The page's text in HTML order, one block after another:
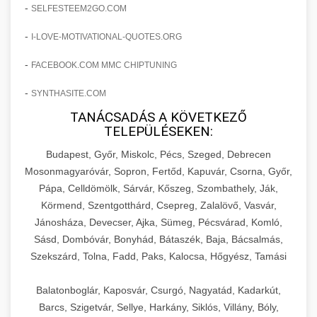
amelyek valós eredményeket hoznak.
szonyegtisztito.net
marketing stratégiai tervrajz
útjáról, bemutatva az utat a küzdő praxistól a
virágzó vállalkozásig 150%-os növekedéssel.
klinika átalakulási történet
Érdeklődés 150%-os Fokozása
Technikák és módszerek a páciensek
érdeklődésének és elkötelezettségének drámai
növeléséhez. Egy 150%-os fellendülési
esettanulmány gyakorlati betekintésekkel.
weboldal-keszites.co
elkötelezettség erősítési módszerek
🎮 19. AI Google Ads és Meta
Kampány Kezelés
Fejlett AI-alapú Google Ads és Meta hirdetési
kampánykezelés. Optimalizálja hirdetési
költségvetését gépi tanulással és
automatizálással.
aikampany.hu AI hirdetési automatizálás
🍞 20. Ipari Dagasztógép +
Professzionális ipari dagasztógépek és
tésztakeverő gépek pékségek és kereskedelmi
konyhák számára. Masszív konstrukció
megbízható teljesítményhez.
🔪 21. Ipari Szeletelőgép +
Ipari hús- és sajtszeletelő gépek professzionális
élelmiszer-előkészítéshez. Precíziós vágás
📦 22. Vákuumozó Gép
- SELFESTEEM2GO.COM
- I-LOVE-MOTIVATIONAL-QUOTES.ORG
- FACEBOOK.COM MMC CHIPTUNING
- SYNTHASITE.COM
TANÁCSADÁS A KÖVETKEZŐ
TELEPÜLÉSEKEN:
Budapest, Győr, Miskolc, Pécs, Szeged, Debrecen
Mosonmagyaróvár, Sopron, Fertőd, Kapuvár, Csorna, Győr,
Pápa, Celldömölk, Sárvár, Kőszeg, Szombathely, Ják,
Körmend, Szentgotthárd, Csepreg, Zalalövő, Vasvár,
Jánosháza, Devecser, Ajka, Sümeg, Pécsvárad, Komló,
Sásd, Dombóvár, Bonyhád, Bátaszék, Baja, Bácsalmás,
Szekszárd, Tolna, Fadd, Paks, Kalocsa, Hőgyész, Tamási
Balatonboglár, Kaposvár, Csurgó, Nagyatád, Kadarkút,
Barcs, Szigetvár, Sellye, Harkány, Siklós, Villány, Bóly,